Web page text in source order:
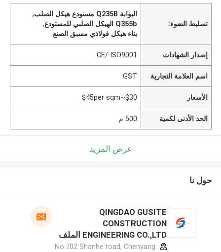
تسليط الضوء:
البوابة Q235B مستودع هيكل الصلب
,
Q355b الهيكل الصلبي للمستودع
,
بناء هيكل فولاذي مسبق الصنع
إصدار الشهادات CE/ ISO9001
اسم العلامة التجارية GST
الأسعار $30~$45per sqm
الحد الأدنى لكمية 500 م
عرض المزيد
حول نا
QINGDAO GUSITE
CONSTRUCTION
ENGINEERING CO.,LTD الملف
الشركة المصنعة
No.702 Shanhe road, Chenyang